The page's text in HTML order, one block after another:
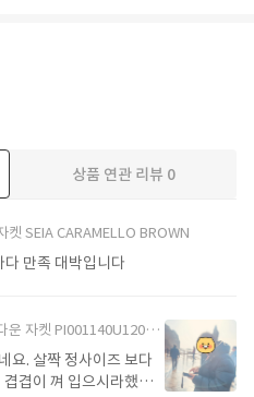
상품 연관 리뷰 0
켓 SEIA CARAMELLO BROWN
만족 대박입니다
PI001140U12004Z 9389 Black
요. 살짝 정사이즈 보다
겹이 껴 입으시라했어